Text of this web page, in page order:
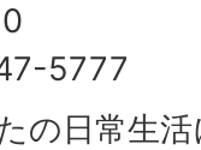
5777
の日常生